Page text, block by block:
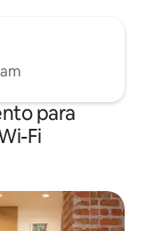
para
Fi